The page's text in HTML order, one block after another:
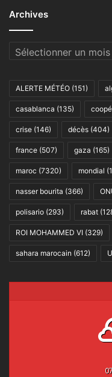
Archives
Archives
ALERTE MÉTÉO (151)
casablanca (135)
crise (146) décès (404)
france (507) gaza (165)
maroc (7320) mondial
nasser bourita (366)
polisario (293) rabat
ROI MOHAMMED VI (329)
sahara marocain (612)